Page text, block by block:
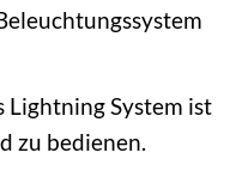
Lightning System ist
zu bedienen.